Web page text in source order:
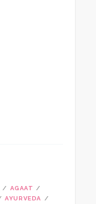
AGAAT
AYURVEDA